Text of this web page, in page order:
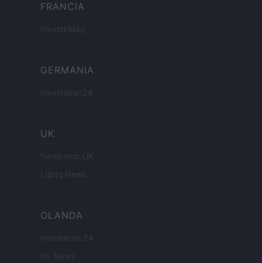
FRANCIA
InvestirMag
GERMANIA
Investieren24
UK
News Hub UK
Lgbtq News
OLANDA
Investeren 24
NL Newz